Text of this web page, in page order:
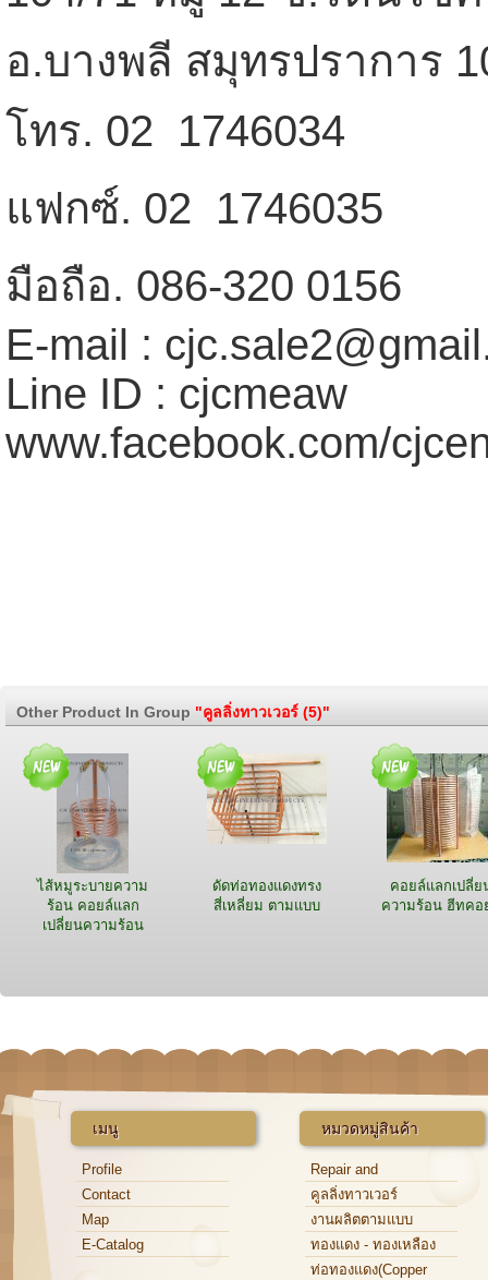
อ.บางพลี สมุทรปราการ
โทร. 02  1746034
แฟกซ์. 02  1746035
มือถือ. 086-320 0156
E-mail :
Line ID : cjcmeaw
www.facebook.com/
Other Product In Group "คูลลิ่งทาวเวอร์ (5)"
ไส้หมูระบายความ
ร้อน คอยล์แลก
เปลี่ยนความร้อน
ดัดท่อทองแดงทรง
สี่เหลี่ยม ตามแบบ
คอยล์แลกเปลี่ย
ความร้อน ฮีทคอ
เมนู
Profile
Contact
Map
E-Catalog
หมวดหมู่สินค้า
Repair and
Maintenance
คูลลิ่งทาวเวอร์
งานผลิตตามแบบ
ทองแดง - ทองเหลือง
ท่อทองแดง(Copper